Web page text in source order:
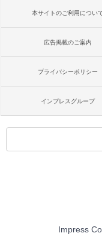
本サイトのご利用につい
広告掲載のご案内
プライバシーポリシー
インプレスグループ
Impress